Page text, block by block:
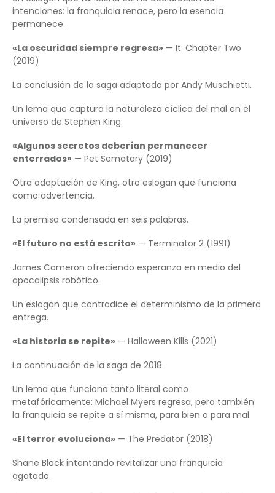
intenciones: la franquicia renace, pero la esencia
permanece.
«La oscuridad siempre regresa» — It: Chapter Two
(2019)
La conclusión de la saga adaptada por Andy Muschietti.
Un lema que captura la naturaleza cíclica del mal en el
universo de Stephen King.
«Algunos secretos deberían permanecer
enterrados» — Pet Sematary (2019)
Otra adaptación de King, otro eslogan que funciona
como advertencia.
La premisa condensada en seis palabras.
«El futuro no está escrito» — Terminator 2 (1991)
James Cameron ofreciendo esperanza en medio del
apocalipsis robótico.
Un eslogan que contradice el determinismo de la primera
entrega.
«La historia se repite» — Halloween Kills (2021)
La continuación de la saga de 2018.
Un lema que funciona tanto literal como
metafóricamente: Michael Myers regresa, pero también
la franquicia se repite a sí misma, para bien o para mal.
«El terror evoluciona» — The Predator (2018)
Shane Black intentando revitalizar una franquicia
agotada.